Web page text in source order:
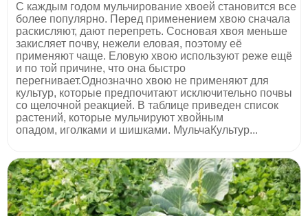
С каждым годом мульчирование хвоей становится все
более популярно. Перед применением хвою сначала
раскисляют, дают перепреть. Сосновая хвоя меньше
закисляет почву, нежели еловая, поэтому её
применяют чаще. Еловую хвою используют реже ещё
и по той причине, что она быстро
перегнивает.Однозначно хвою не применяют для
культур, которые предпочитают исключительно почвы
со щелочной реакцией. В таблице приведен список
растений, которые мульчируют хвойным
опадом, иголками и шишками. МульчаКультур...